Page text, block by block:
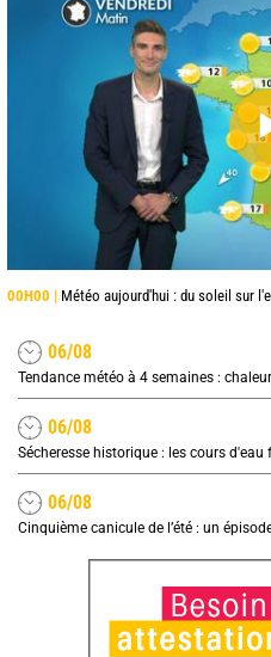
00H00 | Météo aujourd'hui : du soleil sur
06/08
Tendance météo à 4 semaines :
06/08
Sécheresse historique : les cours
06/08